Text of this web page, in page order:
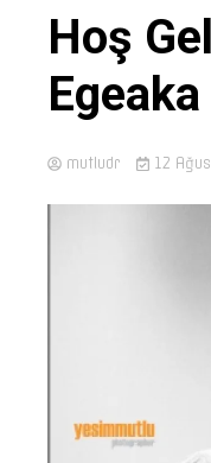
Hoş
Egeaka
mutludr 12